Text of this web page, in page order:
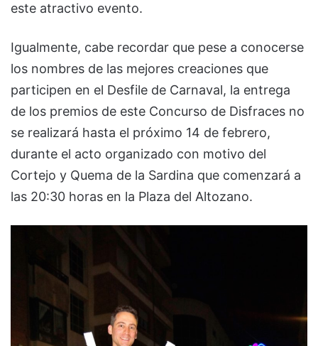
este atractivo evento.
Igualmente, cabe recordar que pese a conocerse
los nombres de las mejores creaciones que
participen en el Desfile de Carnaval, la entrega
de los premios de este Concurso de Disfraces no
se realizará hasta el próximo 14 de febrero,
durante el acto organizado con motivo del
Cortejo y Quema de la Sardina que comenzará a
las 20:30 horas en la Plaza del Altozano.